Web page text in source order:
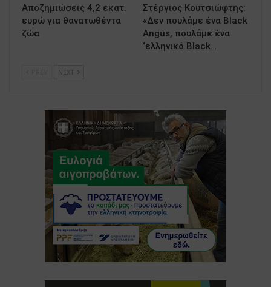
Αποζημιώσεις 4,2 εκατ.
ευρώ για θανατωθέντα
ζώα
Στέργιος Κουτσιώφτης:
«Δεν πουλάμε ένα Black
Angus, πουλάμε ένα
‘ελληνικό Black…
NEXT